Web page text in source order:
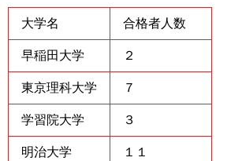
大学名 合格者人数
早稲田大学 ２
東京理科大学 ７
学習院大学 ３
明治大学 １１